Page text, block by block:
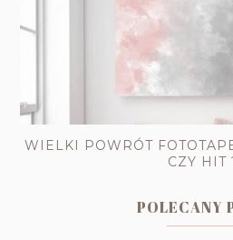
WIELKI POWRÓT
CZY HIT
POLECANY